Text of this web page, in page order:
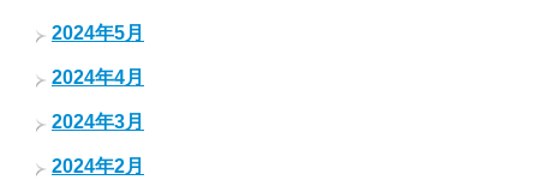
2024年5月
2024年4月
2024年3月
2024年2月